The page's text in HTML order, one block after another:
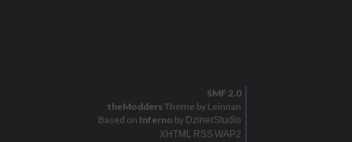
SMF 2.0
theModders Theme by Leinnan
Based on Inferno by DzinerStudio
XHTML RSS WAP2